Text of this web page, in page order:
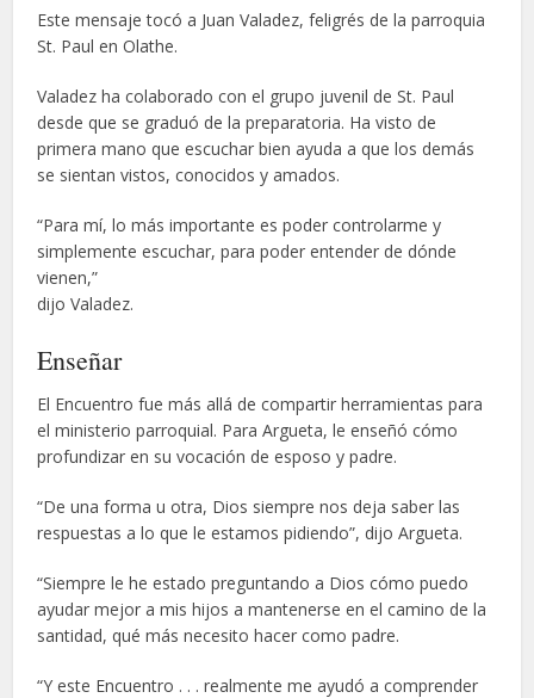
Este mensaje tocó a Juan Valadez, feligrés de la parroquia
St. Paul en Olathe.
Valadez ha colaborado con el grupo juvenil de St. Paul
desde que se graduó de la preparatoria. Ha visto de
primera mano que escuchar bien ayuda a que los demás
se sientan vistos, conocidos y amados.
“Para mí, lo más importante es poder controlarme y
simplemente escuchar, para poder entender de dónde
vienen,”
dijo Valadez.
Enseñar
El Encuentro fue más allá de compartir herramientas para
el ministerio parroquial. Para Argueta, le enseñó cómo
profundizar en su vocación de esposo y padre.
“De una forma u otra, Dios siempre nos deja saber las
respuestas a lo que le estamos pidiendo”, dijo Argueta.
“Siempre le he estado preguntando a Dios cómo puedo
ayudar mejor a mis hijos a mantenerse en el camino de la
santidad, qué más necesito hacer como padre.
“Y este Encuentro . . . realmente me ayudó a comprender